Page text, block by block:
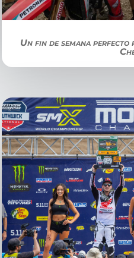
Un fin de semana